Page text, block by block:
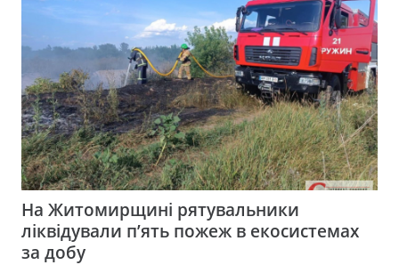
На Житомирщині рятувальники
ліквідували п’ять пожеж в екосистемах
за добу